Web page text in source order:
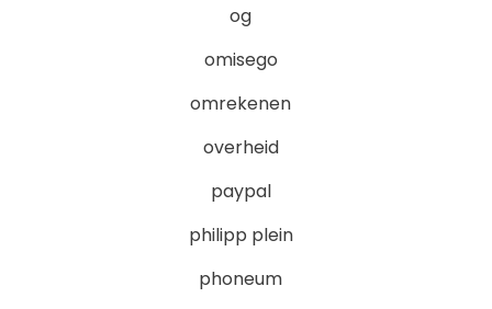
og
omisego
omrekenen
overheid
paypal
philipp plein
phoneum